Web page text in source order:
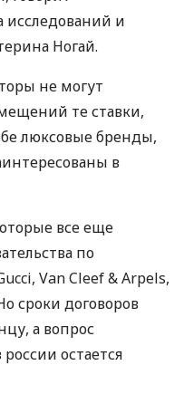
исследований и
Ногай.
не могут
те ставки,
люксовые бренды,
в
все еще
по
Van Cleef & Arpels,
сроки договоров
а вопрос
остается